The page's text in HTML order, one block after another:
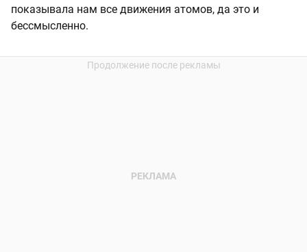
показывала нам все движения атомов, да это и
бессмысленно.